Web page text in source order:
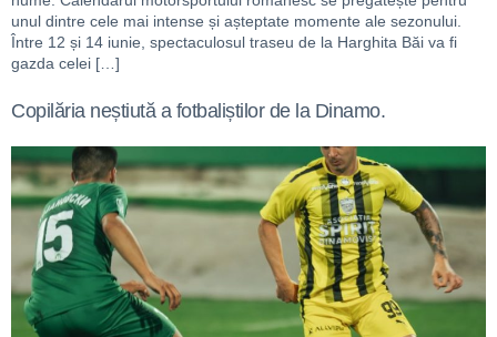
unul dintre cele mai intense și așteptate momente ale sezonului.
Între 12 și 14 iunie, spectaculosul traseu de la Harghita Băi va fi
gazda celei […]
Copilăria neștiută a fotbaliștilor de la Dinamo.